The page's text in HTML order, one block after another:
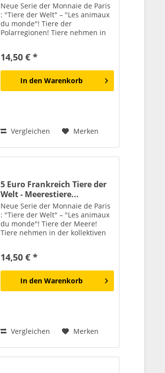
Neue Serie der Monnaie de Paris
: "Tiere der Welt" – "Les animaux
du monde"! Tiere der
Polarregionen! Tiere nehmen in
vertraut oder fremd,
majestätisch...
14,50 € *
In den Warenkorb
Vergleichen Merken
5 Euro Frankreich Tiere der
Welt - Meerestiere...
Neue Serie der Monnaie de Paris
: "Tiere der Welt" – "Les animaux
du monde"! Tiere der Meere!
Tiere nehmen in der kollektiven
vertraut oder fremd,
geheimnisvoll oder majestätisch –
14,50 € *
In den Warenkorb
Vergleichen Merken